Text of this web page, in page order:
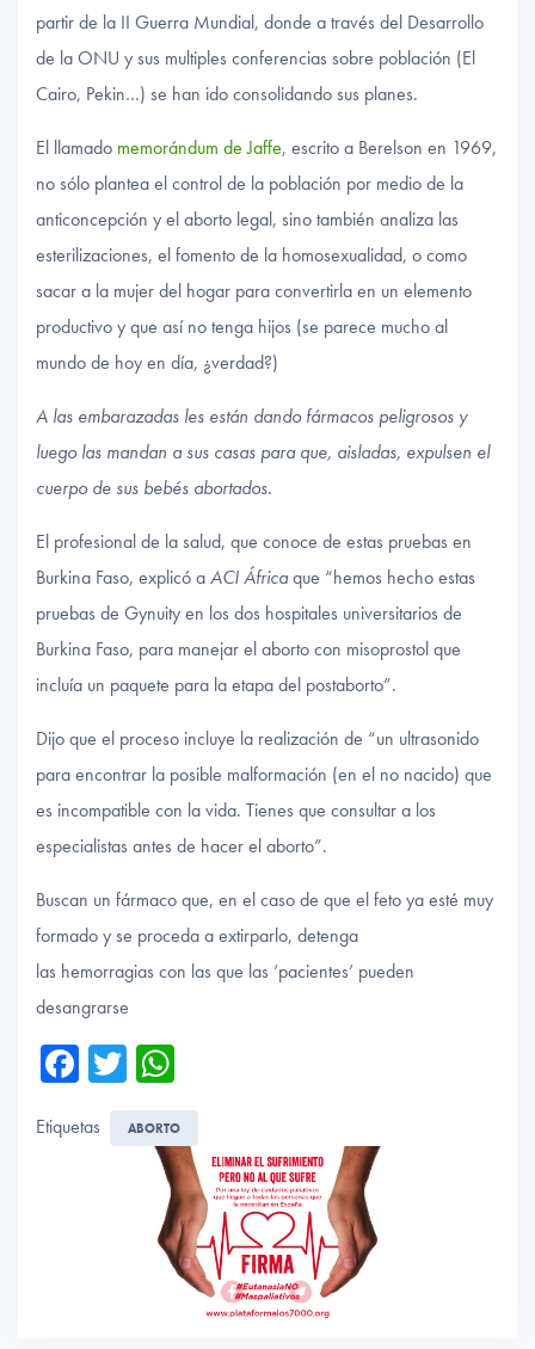
partir de la II Guerra Mundial, donde a través del Desarrollo
de la ONU y sus multiples conferencias sobre población (El
Cairo, Pekin…) se han ido consolidando sus planes.
El llamado memorándum de Jaffe, escrito a Berelson en 1969,
no sólo plantea el control de la población por medio de la
anticoncepción y el aborto legal, sino también analiza las
esterilizaciones, el fomento de la homosexualidad, o como
sacar a la mujer del hogar para convertirla en un elemento
productivo y que así no tenga hijos (se parece mucho al
mundo de hoy en día, ¿verdad?)
A las embarazadas les están dando fármacos peligrosos y
luego las mandan a sus casas para que, aisladas, expulsen el
cuerpo de sus bebés abortados.
El profesional de la salud, que conoce de estas pruebas en
Burkina Faso, explicó aACI Áfricaque “hemos hecho estas
pruebas de Gynuity en los dos hospitales universitarios de
Burkina Faso, para manejar el aborto con misoprostol que
incluía un paquete para la etapa del postaborto”.
Dijo que el proceso incluye la realización de “un ultrasonido
para encontrar la posible malformación (en el no nacido) que
es incompatible con la vida. Tienes que consultar a los
especialistas antes de hacer el aborto”.
Buscan un fármaco que, en el caso de que el feto ya esté muy
formado y se proceda a extirparlo, detenga
las hemorragias con las que las ‘pacientes’ pueden
desangrarse
Fa
ce
b
T
wi
tte
ha
ts
A
p
p
Etiquetas ABORTO